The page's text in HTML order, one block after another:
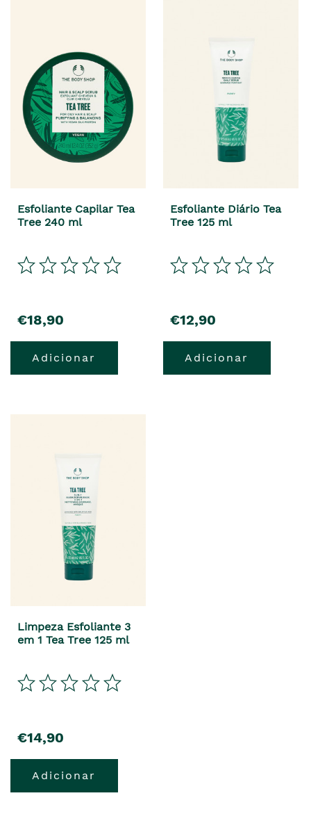
Esfoliante Capilar Tea
Tree 240 ml
€18,90
Adicionar
Esfoliante Diário Tea
Tree 125 ml
€12,90
Adicionar
Limpeza Esfoliante 3
em 1 Tea Tree 125 ml
€14,90
Adicionar